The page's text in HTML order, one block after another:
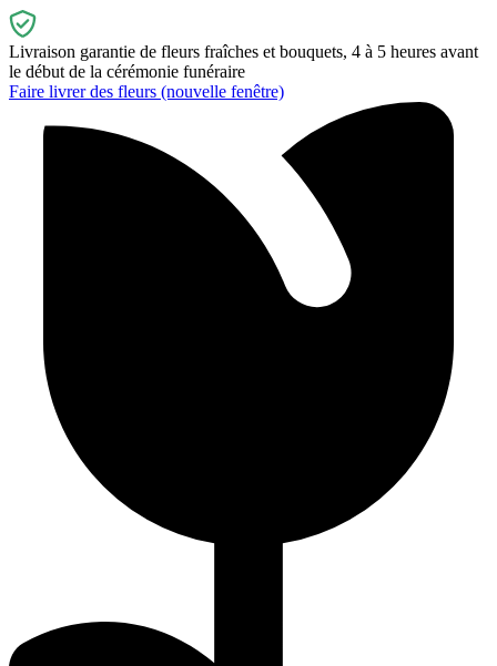
Livraison garantie de fleurs fraîches et bouquets, 4 à 5 heures avant
le début de la cérémonie funéraire
Faire livrer des fleurs (nouvelle fenêtre)